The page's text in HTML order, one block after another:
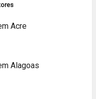
Acre
Alagoas